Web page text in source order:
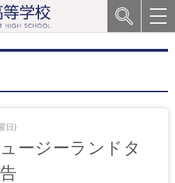
日)
ージーランドタ